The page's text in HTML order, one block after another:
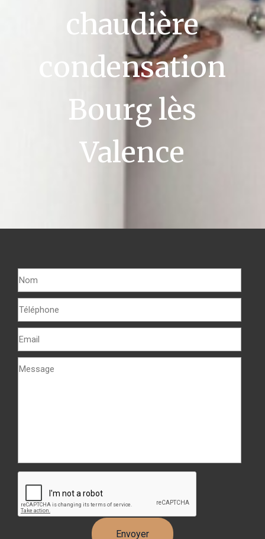
chaudière
condensation
Bourg lès
Valence